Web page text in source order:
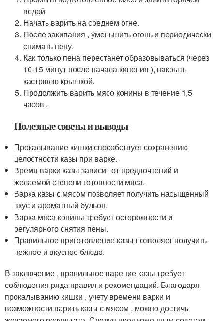
водой.
Начать варить на среднем огне.
После закипания , уменьшить огонь и периодически
снимать пену.
Как только пена перестанет образовываться (через
10-15 минут после начала кипения ), накрыть
кастрюлю крышкой.
Продолжить варить мясо конины в течение 1,5
часов .
Полезные советы и выводы
Прокалывание кишки способствует сохранению
целостности казы при варке.
Время варки казы зависит от предпочтений и
желаемой степени готовности мяса.
Варка казы с мясом позволяет получить насыщенный
вкус и ароматный бульон.
Варка мяса конины требует осторожности и
регулярного снятия пены.
Правильное приготовление казы позволяет получить
нежное и вкусное блюдо.
В заключение , правильное варение казы требует
соблюдения ряда правил и рекомендаций. Благодаря
прокалыванию кишки , учету времени варки и
возможности варить казы с мясом , можно достичь